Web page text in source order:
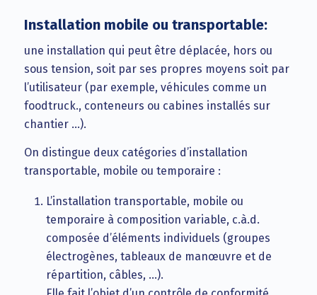
Installation mobile ou transportable:
une installation qui peut être déplacée, hors ou
sous tension, soit par ses propres moyens soit par
l’utilisateur (par exemple, véhicules comme un
foodtruck., conteneurs ou cabines installés sur
chantier …).
On distingue deux catégories d’installation
transportable, mobile ou temporaire :
L’installation transportable, mobile ou
temporaire à composition variable, c.à.d.
composée d’éléments individuels (groupes
électrogènes, tableaux de manœuvre et de
répartition, câbles, …).